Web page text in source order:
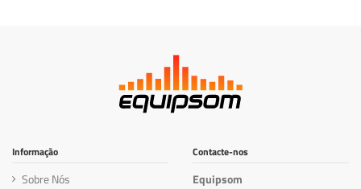
Informação
Sobre Nós
Contacte-nos
Equipsom